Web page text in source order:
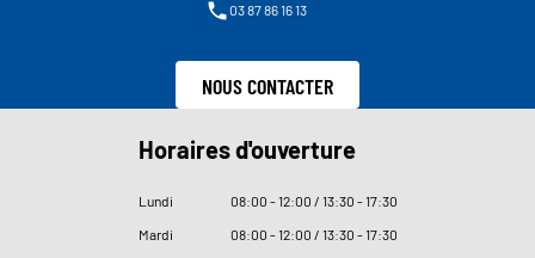
03 87 86 16 13
NOUS CONTACTER
Horaires d'ouverture
Lundi 08:00 - 12:00 / 13:30 - 17:30
Mardi
08:00 - 12:00 / 13:30 - 17:30